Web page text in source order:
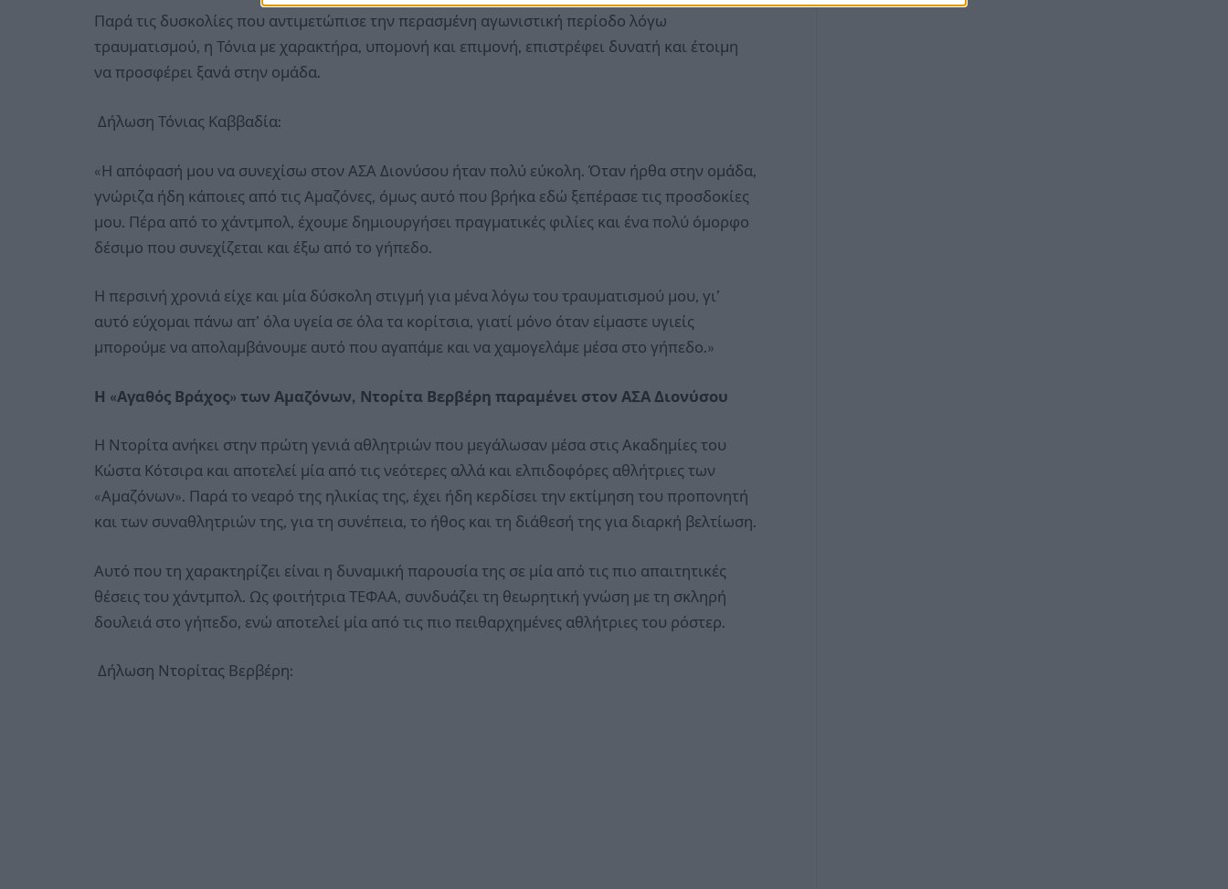
Παρά τις δυσκολίες που αντιμετώπισε την περασμένη αγωνιστική περίοδο λόγω
τραυματισμού, η Τόνια με χαρακτήρα, υπομονή και επιμονή, επιστρέφει δυνατή και έτοιμη
να προσφέρει ξανά στην ομάδα.
Δήλωση Τόνιας Καββαδία:
«Η απόφασή μου να συνεχίσω στον ΑΣΑ Διονύσου ήταν πολύ εύκολη. Όταν ήρθα στην ομάδα,
γνώριζα ήδη κάποιες από τις Αμαζόνες, όμως αυτό που βρήκα εδώ ξεπέρασε τις προσδοκίες
μου. Πέρα από το χάντμπολ, έχουμε δημιουργήσει πραγματικές φιλίες και ένα πολύ όμορφο
δέσιμο που συνεχίζεται και έξω από το γήπεδο.
Η περσινή χρονιά είχε και μία δύσκολη στιγμή για μένα λόγω του τραυματισμού μου, γι’
αυτό εύχομαι πάνω απ’ όλα υγεία σε όλα τα κορίτσια, γιατί μόνο όταν είμαστε υγιείς
μπορούμε να απολαμβάνουμε αυτό που αγαπάμε και να χαμογελάμε μέσα στο γήπεδο.»
Η «Αγαθός Βράχος» των Αμαζόνων, Ντορίτα Βερβέρη παραμένει στον ΑΣΑ Διονύσου
Η Ντορίτα ανήκει στην πρώτη γενιά αθλητριών που μεγάλωσαν μέσα στις Ακαδημίες του
Κώστα Κότσιρα και αποτελεί μία από τις νεότερες αλλά και ελπιδοφόρες αθλήτριες των
«Αμαζόνων». Παρά το νεαρό της ηλικίας της, έχει ήδη κερδίσει την εκτίμηση του προπονητή
και των συναθλητριών της, για τη συνέπεια, το ήθος και τη διάθεσή της για διαρκή βελτίωση.
Αυτό που τη χαρακτηρίζει είναι η δυναμική παρουσία της σε μία από τις πιο απαιτητικές
θέσεις του χάντμπολ. Ως φοιτήτρια ΤΕΦΑΑ, συνδυάζει τη θεωρητική γνώση με τη σκληρή
δουλειά στο γήπεδο, ενώ αποτελεί μία από τις πιο πειθαρχημένες αθλήτριες του ρόστερ.
Δήλωση Ντορίτας Βερβέρη: